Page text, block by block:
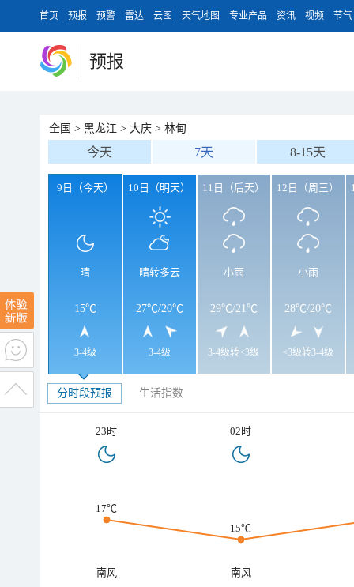
首页 预报 预警 雷达 云图 天气地图 专业产品 资讯 视频 节气
预报
全国 > 黑龙江 > 大庆 > 林甸
今天 7天 8-15天
9日（今天）
晴
15℃
3-4级
10日（明天）
晴转多云
27℃/20℃
3-4级
11日（后天）
小雨
29℃/21℃
3-4级转<3级
12日（周三）
小雨
28℃/20℃
<3级转3-4级
分时段预报 生活指数
23时 02时
17℃
15℃
南风
南风